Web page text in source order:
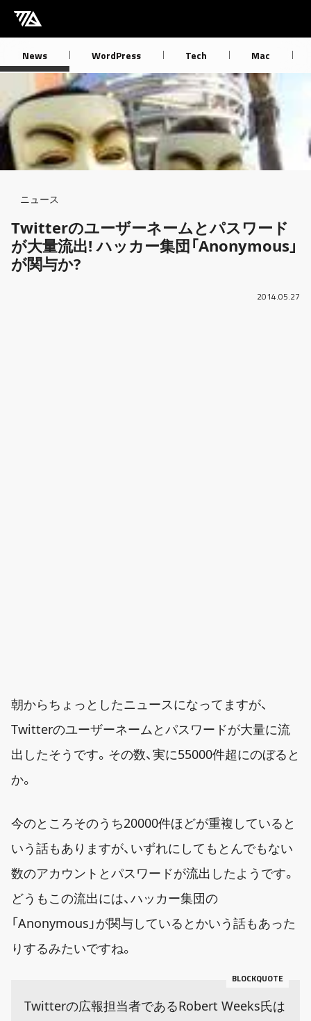
[M] mbdb [モバデビ]
News WordPress Tech Mac
Breadcrumb
ニュース
Twitterのユーザーネームとパスワード
が大量流出! ハッカー集団「Anonymous」
が関与か?
2014.05.27
朝からちょっとしたニュースになってますが、
Twitterのユーザーネームとパスワードが大量に流
出したそうです。その数、実に55000件超にのぼると
か。
今のところそのうち20000件ほどが重複していると
いう話もありますが、いずれにしてもとんでもない
数のアカウントとパスワードが流出したようです。
どうもこの流出には、ハッカー集団の
「Anonymous」が関与しているとかいう話もあった
りするみたいですね。
Twitterの広報担当者であるRobert Weeks氏は